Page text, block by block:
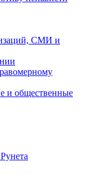
СМИ и
и общественные